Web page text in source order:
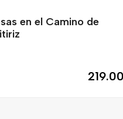
en el Camino de